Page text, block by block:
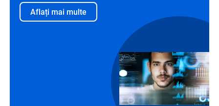
Aflați mai multe